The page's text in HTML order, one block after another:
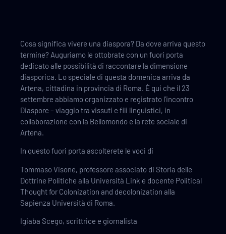
Cosa significa vivere una diaspora? Da dove arriva questo
termine? Auguriamo le ottobrate con un fuori porta
dedicato alle possibilità di raccontare la dimensione
diasporica. Lo speciale di questa domenica arriva da
Artena, cittadina in provincia di Roma. È qui che il 23
settembre abbiamo organizzato e registrato l’incontro
Diaspore – viaggio tra vissuti e fili linguistici, in
collaborazione con la Bellomondo e la rete sociale di
Artena.
In questo fuori porta ascolterete le voci di
Tommaso Visone, professore associato di Storia delle
Dottrine Politiche alla Università Link e docente Political
Thought for Colonization and decolonization alla
Sapienza Università di Roma.
Igiaba Scego, scrittrice e giornalista